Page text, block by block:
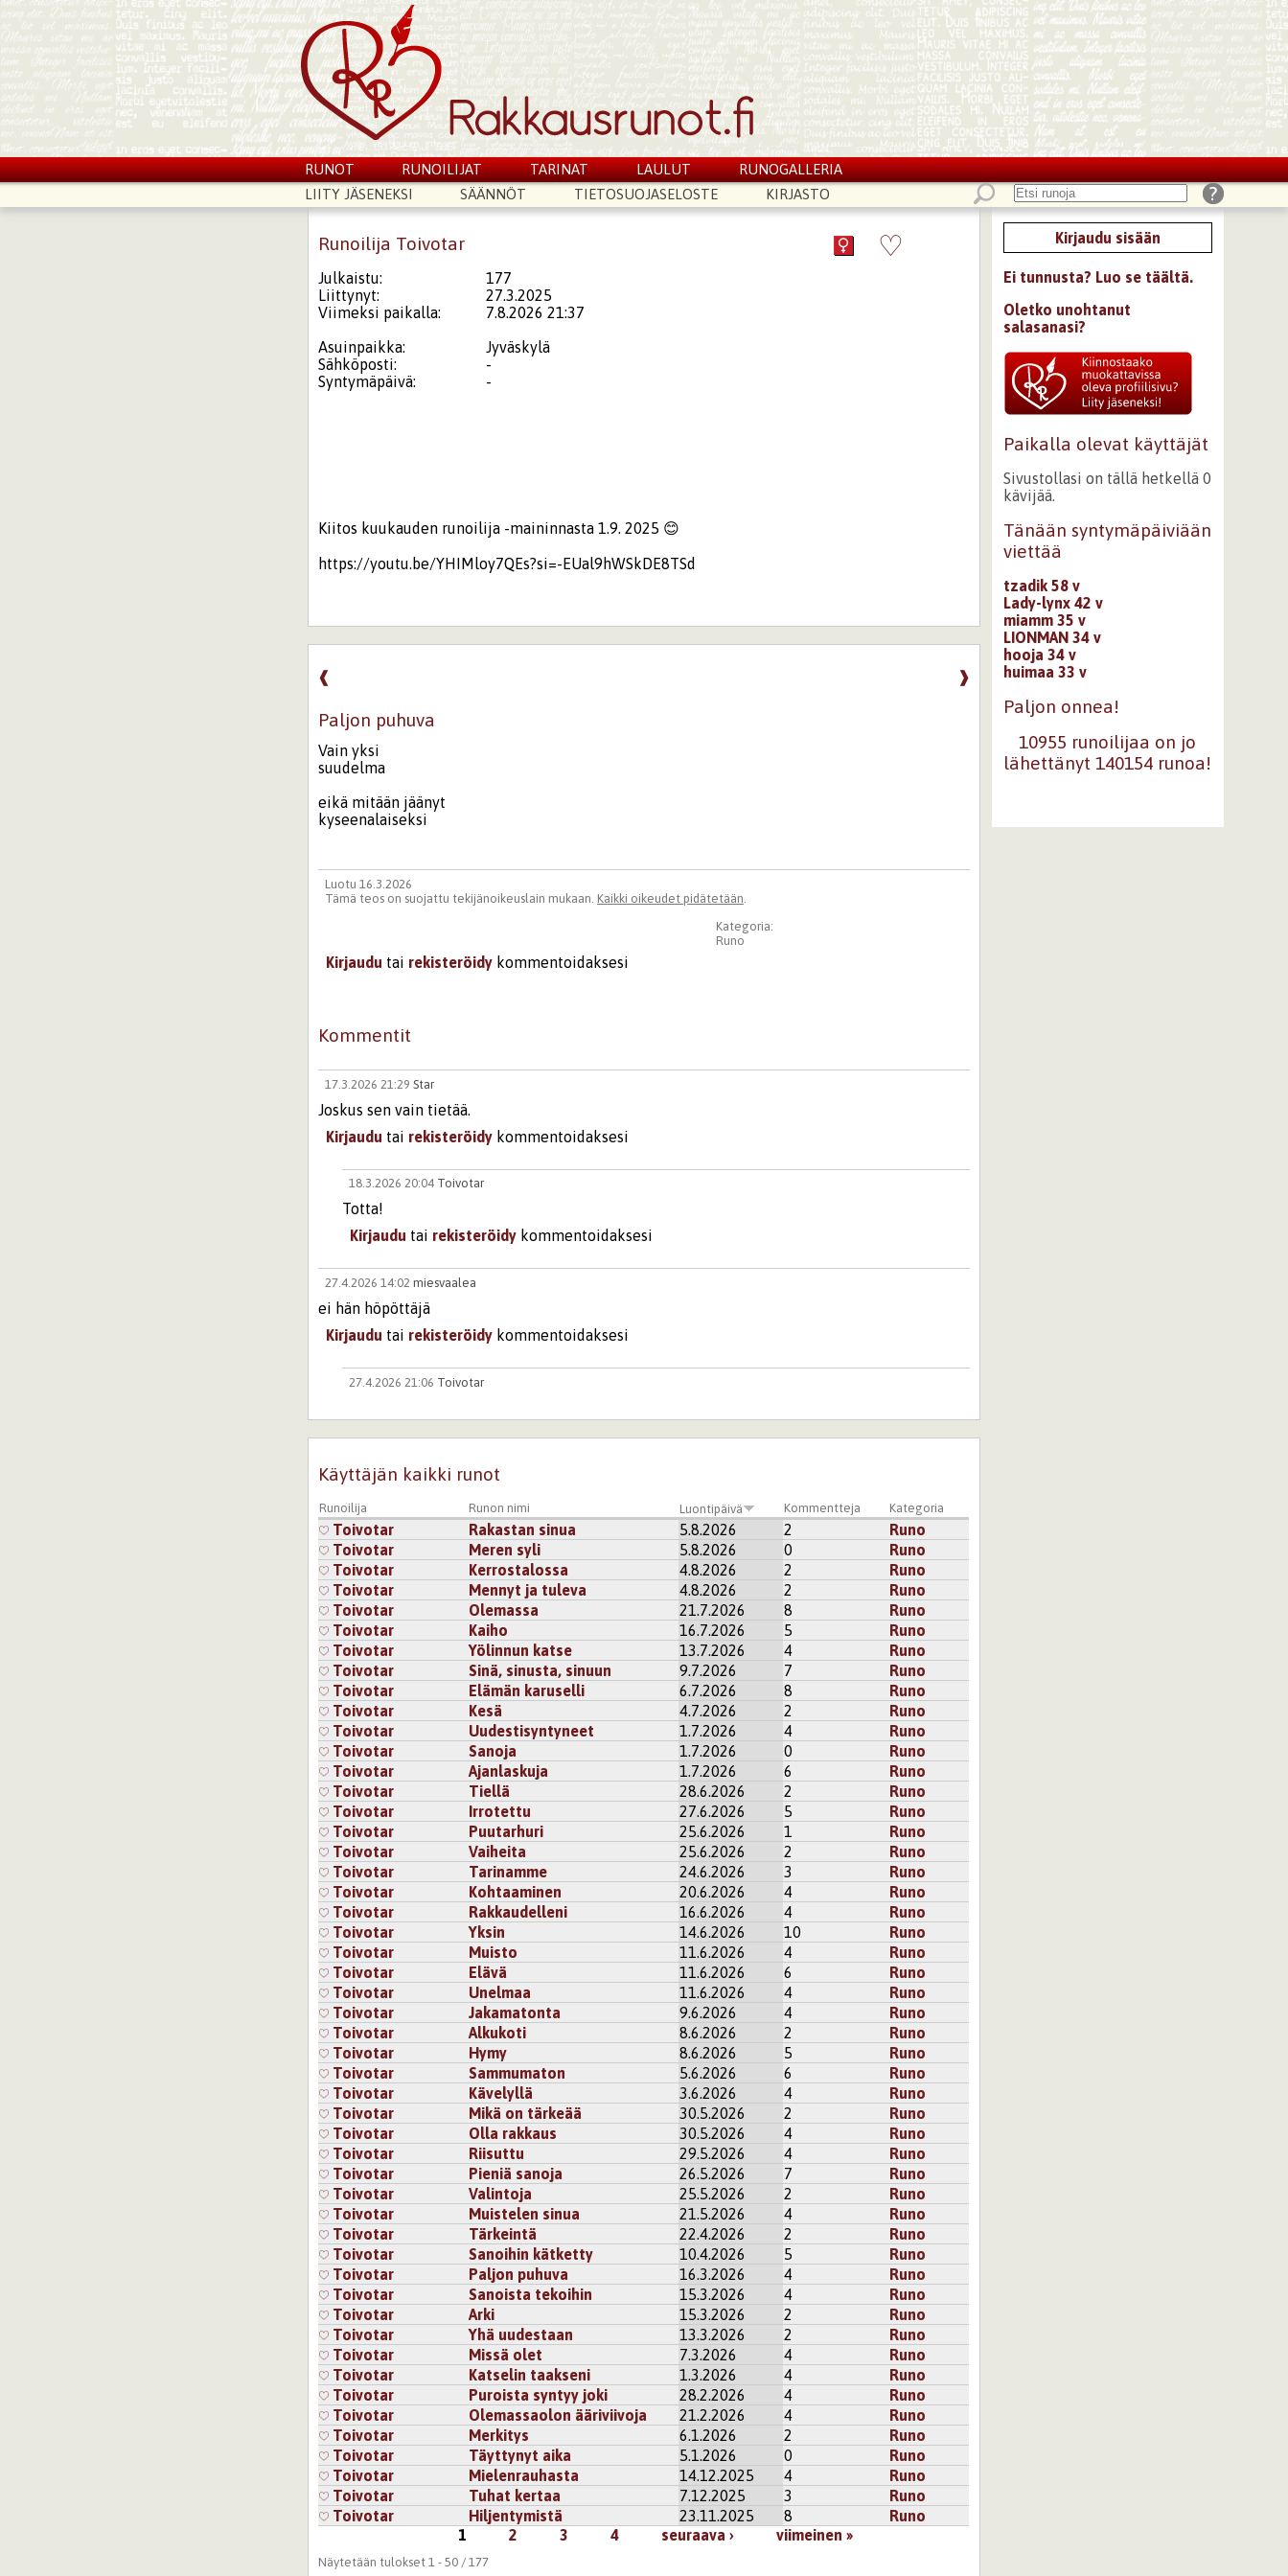
RUNOT RUNOILIJAT TARINAT LAULUT
RUNOGALLERIA
LIITY JÄSENEKSI
SÄÄNNÖT TIETOSUOJASELOSTE KIRJASTO
Runoilija Toivotar ♡
Julkaistu:
177
Liittynyt:
27.3.2025
Viimeksi paikalla:
7.8.2026 21:37
Asuinpaikka:
Jyväskylä
Sähköposti:
-
Syntymäpäivä:
-
Kiitos kuukauden runoilija -maininnasta 1.9. 2025 😊
https://youtu.be/YHIMloy7QEs?si=-EUal9hWSkDE8TSd
❱
❰
Paljon puhuva
Vain yksi
suudelma
eikä mitään jäänyt
kyseenalaiseksi
Luotu 16.3.2026
Tämä teos on suojattu tekijänoikeuslain mukaan. Kaikki oikeudet pidätetään.
Kategoria:
Runo
Kirjaudu tai rekisteröidy kommentoidaksesi
Kommentit
17.3.2026 21:29 Star
Joskus sen vain tietää.
Kirjaudu tai rekisteröidy kommentoidaksesi
18.3.2026 20:04 Toivotar
Totta!
Kirjaudu tai rekisteröidy kommentoidaksesi
27.4.2026 14:02 miesvaalea
ei hän höpöttäjä
Kirjaudu tai rekisteröidy kommentoidaksesi
27.4.2026 21:06 Toivotar
Kirjaudutairekisteröidykommentoidaksesi
Sivut
Käyttäjän kaikki runot
Runoilija Runon nimi Luontipäivä Kommentteja Kategoria
Toivotar Rakastan sinua 5.8.2026 2
Runo
Toivotar
Meren syli 5.8.2026 0
Runo
Toivotar
Kerrostalossa 4.8.2026 2
Runo
Toivotar
Mennyt ja tuleva 4.8.2026 2
Runo
Toivotar
Olemassa 21.7.2026 8
Runo
Toivotar
Kaiho 16.7.2026 5
Runo
Toivotar
Yölinnun katse 13.7.2026 4
Runo
Toivotar
Sinä, sinusta, sinuun 9.7.2026 7
Runo
Toivotar
Elämän karuselli 6.7.2026 8
Runo
Toivotar
Kesä 4.7.2026 2
Runo
Toivotar
Uudestisyntyneet 1.7.2026 4
Runo
Toivotar
Sanoja 1.7.2026 0
Runo
Toivotar
Ajanlaskuja 1.7.2026 6
Runo
Toivotar
Tiellä 28.6.2026 2
Runo
Toivotar
Irrotettu 27.6.2026 5
Runo
Toivotar
Puutarhuri 25.6.2026 1
Runo
Toivotar
Vaiheita 25.6.2026 2
Runo
Toivotar
Tarinamme 24.6.2026 3
Runo
Toivotar
Kohtaaminen 20.6.2026 4
Runo
Toivotar
Rakkaudelleni 16.6.2026 4
Runo
Toivotar
Yksin 14.6.2026 10
Runo
Toivotar
Muisto 11.6.2026 4
Runo
Toivotar
Elävä 11.6.2026 6
Runo
Toivotar
Unelmaa 11.6.2026 4
Runo
Toivotar
Jakamatonta 9.6.2026 4
Runo
Toivotar
Alkukoti 8.6.2026 2
Runo
Toivotar
Hymy 8.6.2026 5
Runo
Toivotar
Sammumaton 5.6.2026 6
Runo
Toivotar
Kävelyllä 3.6.2026 4
Runo
Toivotar
Mikä on tärkeää 30.5.2026 2
Runo
Toivotar
Olla rakkaus 30.5.2026 4
Runo
Toivotar
Riisuttu 29.5.2026 4
Runo
Toivotar
Pieniä sanoja 26.5.2026 7
Runo
Toivotar
Valintoja 25.5.2026 2
Runo
Toivotar
Muistelen sinua 21.5.2026 4
Runo
Toivotar
Tärkeintä 22.4.2026 2
Runo
Toivotar
Sanoihin kätketty 10.4.2026 5
Runo
Toivotar
Paljon puhuva 16.3.2026 4
Runo
Toivotar
Sanoista tekoihin 15.3.2026 4
Runo
Toivotar
Arki 15.3.2026 2
Runo
Toivotar
Yhä uudestaan 13.3.2026 2
Runo
Toivotar
Missä olet 7.3.2026 4
Runo
Toivotar
Katselin taakseni 1.3.2026 4
Runo
Toivotar
Puroista syntyy joki 28.2.2026 4
Runo
Toivotar
Olemassaolon ääriviivoja 21.2.2026 4
Runo
Toivotar
Merkitys 6.1.2026 2
Runo
Toivotar
Täyttynyt aika 5.1.2026 0
Runo
Toivotar
Mielenrauhasta 14.12.2025 4
Runo
Toivotar
Tuhat kertaa 7.12.2025 3
Runo
Toivotar
Hiljentymistä 23.11.2025 8 Runo
1 2 3 4 seuraava › viimeinen »
Näytetään tulokset 1 - 50 / 177
Kirjaudu sisään
Ei tunnusta? Luo se täältä.
Oletko unohtanut
salasanasi?
Paikalla olevat käyttäjät
Sivustollasi on tällä hetkellä 0
kävijää.
Tänään syntymäpäiviään
viettää
tzadik 58 v
Lady-lynx 42 v
miamm 35 v
LIONMAN 34 v
hooja 34 v
huimaa 33 v
Paljon onnea!
10955 runoilijaa on jo
lähettänyt 140154 runoa!